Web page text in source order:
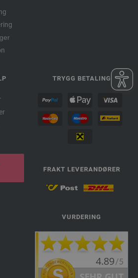
TRYGG BETALING
FRAKT LEVERANDØRER
VURDERING